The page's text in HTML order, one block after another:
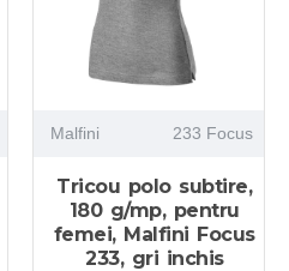
Malfini 233 Focus
Tricou polo subtire,
180 g/mp, pentru
femei, Malfini Focus
233, gri inchis